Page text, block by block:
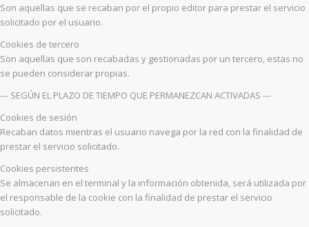
Son aquellas que se recaban por el propio editor para prestar el servicio
solicitado por el usuario.
Cookies de tercero
Son aquellas que son recabadas y gestionadas por un tercero, estas no
se pueden considerar propias.
--- SEGÚN EL PLAZO DE TIEMPO QUE PERMANEZCAN ACTIVADAS ---
Cookies de sesión
Recaban datos mientras el usuario navega por la red con la finalidad de
prestar el servicio solicitado.
Cookies persistentes
Se almacenan en el terminal y la información obtenida, será utilizada por
el responsable de la cookie con la finalidad de prestar el servicio
solicitado.